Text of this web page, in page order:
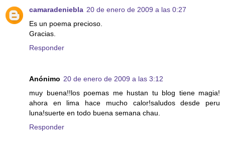
camaradeniebla 20 de enero de 2009 a las 0:27
Es un poema precioso.
Gracias.
Responder
Anónimo 20 de enero de 2009 a las 3:12
muy buena!!los poemas me hustan tu blog tiene magia!
ahora en lima hace mucho calor!saludos desde peru
luna!suerte en todo buena semana chau.
Responder